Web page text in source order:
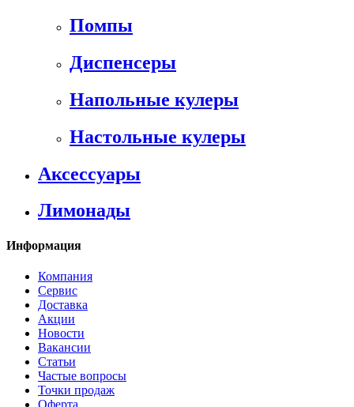
Помпы
Диспенсеры
Напольные кулеры
Настольные кулеры
Аксессуары
Лимонады
Информация
Компания
Сервис
Доставка
Акции
Новости
Вакансии
Статьи
Частые вопросы
Точки продаж
Оферта